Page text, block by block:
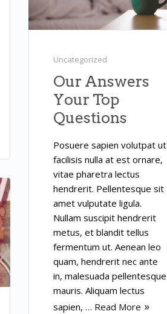
Uncategorized
Our Answers
Your Top
Questions
Posuere sapien volutpat ut
facilisis nulla at est ornare,
vitae pharetra lectus
hendrerit. Pellentesque sit
amet vulputate ligula.
Nullam suscipit hendrerit
metus, et blandit tellus
fermentum ut. Aenean leo
quam, hendrerit nec ante
in, malesuada pellentesque
mauris. Aliquam lectus
sapien, … Read More